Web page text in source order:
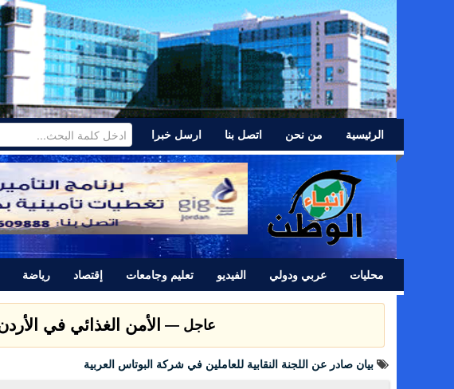
الرئيسية من نحن اتصل بنا ارسل خبرا
محليات عربي ودولي الفيديو تعليم وجامعات إقتصاد رياضة
بيان صادر عن اللجنة النقابية للعاملين في شركة البوتاس العربية